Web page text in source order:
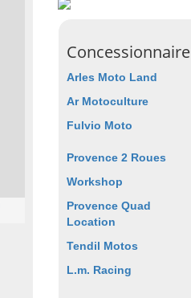
Arles Moto Land
Ar Motoculture
Fulvio Moto
Provence 2 Roues
Workshop
Provence Quad
Location
Tendil Motos
L.m. Racing